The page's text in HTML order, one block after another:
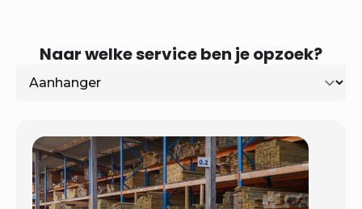
Naar welke service ben je opzoek?